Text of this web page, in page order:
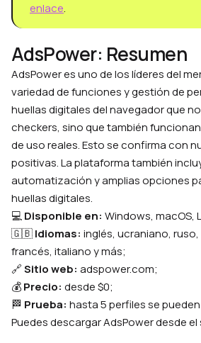
enlace.
AdsPower: Resumen
AdsPower es uno de los líderes del
variedad de funciones y gestión de
huellas digitales del navegador que
checkers, sino que también
de uso reales. Esto se confirma con
positivas. La plataforma también
automatización y amplias opciones
huellas digitales.
💻Disponible en: Windows, macOS,
🇬🇧Idiomas: inglés, ucraniano,
francés, italiano y más;
🔗Sitio web: adspower.com;
💰Precio: desde $0;
🏁 Prueba: hasta 5 perfiles se
Puedes descargar AdsPower desde